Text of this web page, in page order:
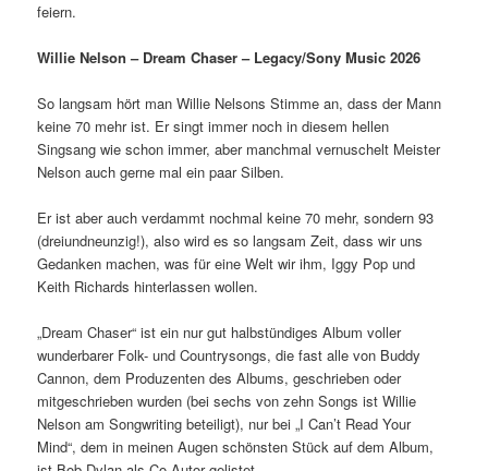
feiern.
Willie Nelson – Dream Chaser – Legacy/Sony Music 2026
So langsam hört man Willie Nelsons Stimme an, dass der Mann
keine 70 mehr ist. Er singt immer noch in diesem hellen
Singsang wie schon immer, aber manchmal vernuschelt Meister
Nelson auch gerne mal ein paar Silben.
Er ist aber auch verdammt nochmal keine 70 mehr, sondern 93
(dreiundneunzig!), also wird es so langsam Zeit, dass wir uns
Gedanken machen, was für eine Welt wir ihm, Iggy Pop und
Keith Richards hinterlassen wollen.
„Dream Chaser“ ist ein nur gut halbstündiges Album voller
wunderbarer Folk- und Countrysongs, die fast alle von Buddy
Cannon, dem Produzenten des Albums, geschrieben oder
mitgeschrieben wurden (bei sechs von zehn Songs ist Willie
Nelson am Songwriting beteiligt), nur bei „I Can’t Read Your
Mind“, dem in meinen Augen schönsten Stück auf dem Album,